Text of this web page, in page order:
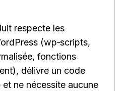
respecte les
(wp‑scripts,
fonctions
délivre un code
et ne nécessite aucune